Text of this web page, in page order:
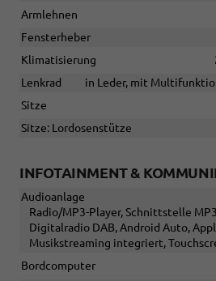
Armlehnen
Fensterheber
Klimatisierung
Lenkrad
in Leder, mit
Sitze
Sitze: Lordosenstütze
INFOTAINMENT &
Audioanlage
Radio/MP3-Player, Schnittstelle
Digitalradio DAB, Android Auto,
Musikstreaming integriert,
Bordcomputer